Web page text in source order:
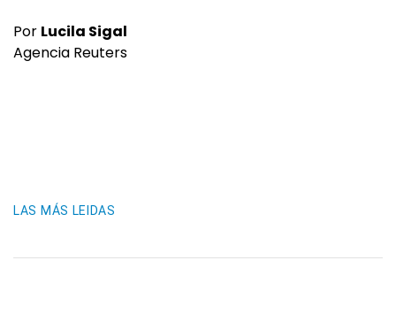
Por Lucila Sigal
Agencia Reuters
LAS MÁS LEIDAS